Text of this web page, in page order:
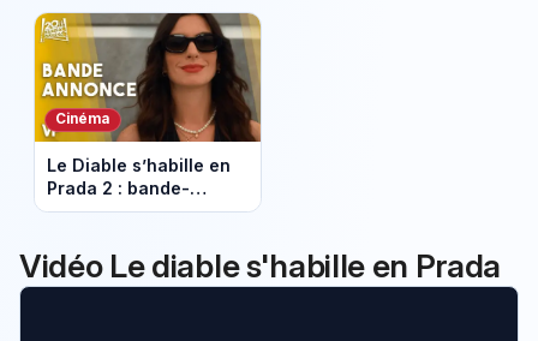
Cinéma
Le Diable s’habille en
Prada 2 : bande-
annonce, date de
retour culte
Vidéo Le diable s'habille en Prada